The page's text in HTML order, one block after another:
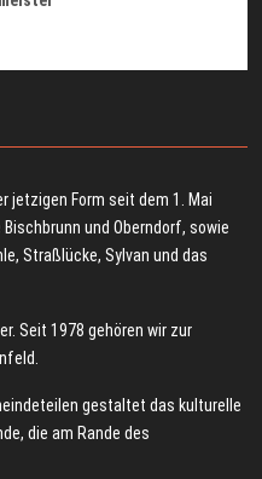
jetzigen Form seit dem 1. Mai
und Oberndorf, sowie
Straßlücke, Sylvan und das
Seit 1978 gehören wir zur
gestaltet das kulturelle
die am Rande des